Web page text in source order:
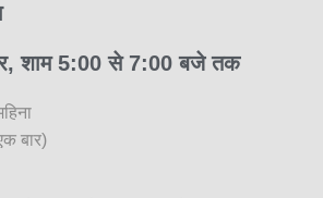
शाम 5:00 से 7:00 बजे तक
बार)